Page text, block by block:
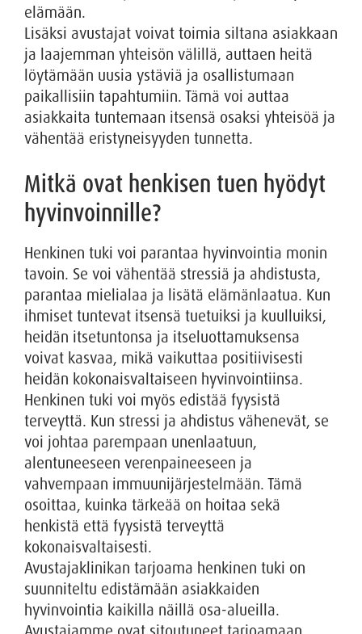
elämään.
Lisäksi avustajat voivat toimia siltana asiakkaan
ja laajemman yhteisön välillä, auttaen heitä
löytämään uusia ystäviä ja osallistumaan
paikallisiin tapahtumiin. Tämä voi auttaa
asiakkaita tuntemaan itsensä osaksi yhteisöä ja
vähentää eristyneisyyden tunnetta.
Mitkä ovat henkisen tuen hyödyt
hyvinvoinnille?
Henkinen tuki voi parantaa hyvinvointia monin
tavoin. Se voi vähentää stressiä ja ahdistusta,
parantaa mielialaa ja lisätä elämänlaatua. Kun
ihmiset tuntevat itsensä tuetuiksi ja kuulluiksi,
heidän itsetuntonsa ja itseluottamuksensa
voivat kasvaa, mikä vaikuttaa positiivisesti
heidän kokonaisvaltaiseen hyvinvointiinsa.
Henkinen tuki voi myös edistää fyysistä
terveyttä. Kun stressi ja ahdistus vähenevät, se
voi johtaa parempaan unenlaatuun,
alentuneeseen verenpaineeseen ja
vahvempaan immuunijärjestelmään. Tämä
osoittaa, kuinka tärkeää on hoitaa sekä
henkistä että fyysistä terveyttä
kokonaisvaltaisesti.
Avustajaklinikan tarjoama henkinen tuki on
suunniteltu edistämään asiakkaiden
hyvinvointia kaikilla näillä osa-alueilla.